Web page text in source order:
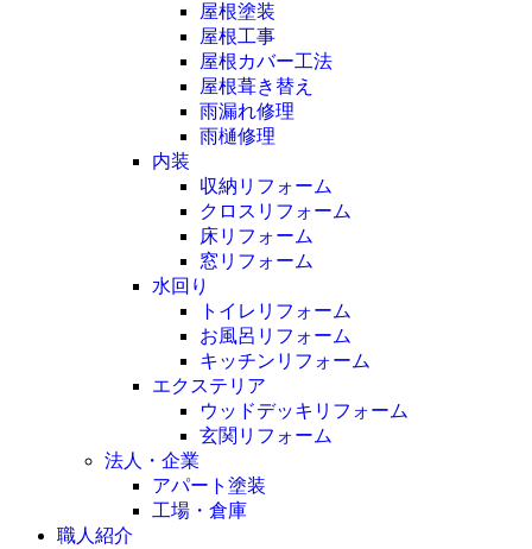
屋根塗装
屋根工事
屋根カバー工法
屋根葺き替え
雨漏れ修理
雨樋修理
内装
収納リフォーム
クロスリフォーム
床リフォーム
窓リフォーム
水回り
トイレリフォーム
お風呂リフォーム
キッチンリフォーム
エクステリア
ウッドデッキリフォーム
玄関リフォーム
法人・企業
アパート塗装
工場・倉庫
職人紹介